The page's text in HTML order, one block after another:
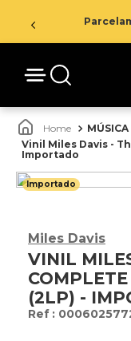
MÚSICA
Vinil Miles Davis -
Importado
Importado
Miles Davis
VINIL
(2LP) -
: